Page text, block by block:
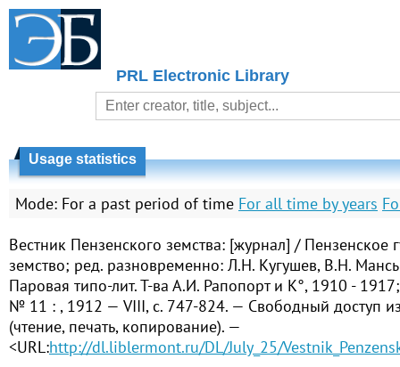
PRL Electronic Library
Usage statistics
Mode: For a past period of time For all time by years
Вестник Пензенского земства: [журнал] / Пензенское
земство; ред. разновременно: Л.Н. Кугушев, В.Н.
Паровая типо-лит. Т-ва А.И. Рапопорт и К°, 1910 -
№ 11 : , 1912 — VIII, с. 747-824. — Свободный доступ
(чтение, печать, копирование). —
<URL:http://dl.liblermont.ru/DL/July_25/